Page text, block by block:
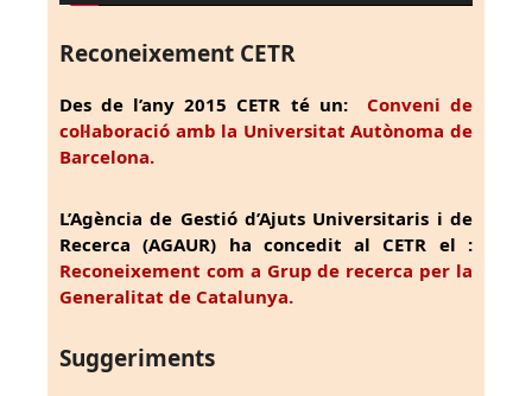
Reconeixement CETR
Des de l’any 2015 CETR té un: Conveni de
col·laboració amb la Universitat Autònoma de
Barcelona.
L’Agència de Gestió d’Ajuts Universitaris i de
Recerca (AGAUR) ha concedit al CETR el :
Reconeixement com a Grup de recerca per la
Generalitat de Catalunya.
Suggeriments